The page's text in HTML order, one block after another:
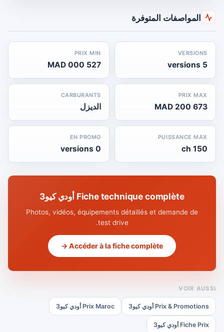
المواصفات المتوفرة
VERSIONS
5 versions
PRIX MIN
527 000 MAD
PRIX MAX
673 200 MAD
CARBURANTS
الديزل
PUISSANCE MAX
150 ch
EN PROMO
0 versions
Fiche technique complète أودي كيو3
Photos, vidéos, équipements détaillés et demande de
test drive.
Accéder à la fiche complète →
VOIR AUSSI
Prix & Promotions أودي كيو3 Prix Maroc أودي كيو3
Fiche Prix أودي كيو3